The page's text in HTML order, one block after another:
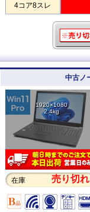
4コア8スレ
中古ノ
1920×1080
2.4kg
在庫 売り切れ